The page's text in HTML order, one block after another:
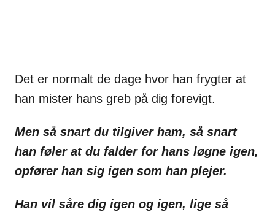
Det er normalt de dage hvor han frygter at
han mister hans greb på dig forevigt.
Men så snart du tilgiver ham, så snart
han føler at du falder for hans løgne igen,
opfører han sig igen som han plejer.
Han vil såre dig igen og igen, lige så